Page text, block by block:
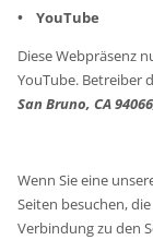
• YouTube
Diese Webpräsenz
YouTube. Betreiber
San Bruno, CA
Wenn Sie eine
Seiten besuchen,
Verbindung zu den